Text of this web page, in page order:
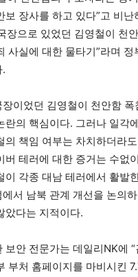
보 장사를 하고 있다”고 비
장으로 있었던 김영철이 천
사실에 대한 물타기”라며 정
이었던 김영철이 천안함
란의 핵심이다. 그러나 일각
의 책임 여부는 차치하더라
버 테러에 대한 증거는 수없
이 각종 대남 테러에서 활발
서 남북 관계 개선을 논의
았다는 지적이다.
보안 전문가는 데일리NK에
부처 홈페이지를 마비시킨